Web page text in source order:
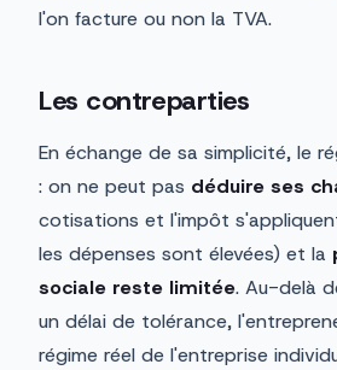
l'on facture ou non la TVA.
Les contreparties
En échange de sa simplicité, le
: on ne peut pas déduire ses
cotisations et l'impôt
les dépenses sont élevées) et la
sociale reste limitée. Au-delà
un délai de tolérance,
régime réel de l'entreprise